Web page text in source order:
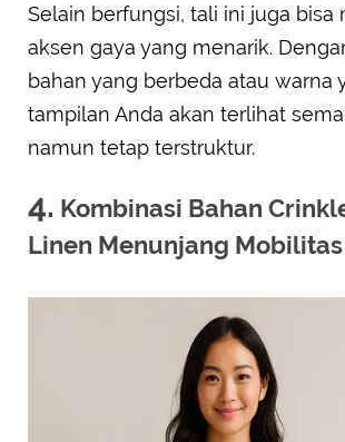
Selain berfungsi, tali ini juga bisa
aksen gaya yang menarik.
bahan yang berbeda atau warna
tampilan Anda akan terlihat
namun tetap terstruktur.
4. Kombinasi Bahan
Linen Menunjang